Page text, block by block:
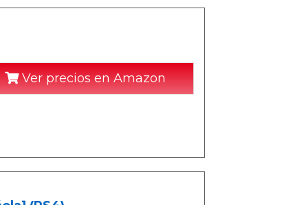
Ver precios en Amazon